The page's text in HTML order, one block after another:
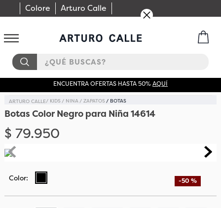
Colore Arturo Calle
¿QUÉ BUSCAS?
ENCUENTRA OFERTAS HASTA 50%AQUÍ
KIDS NINA ZAPATOS BOTAS
Botas Color Negro para Niña 14614
$ 79.950
-50 %